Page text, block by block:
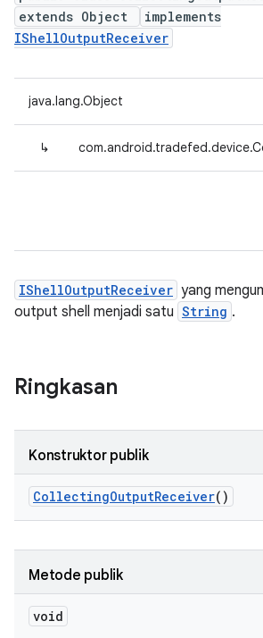
extends Object
implements
IShellOutputReceiver
java.lang.Object
↳
IShellOutputReceiver yang
output shell menjadi satu String .
Ringkasan
Konstruktor publik
CollectingOutputReceiver()
Metode publik
void